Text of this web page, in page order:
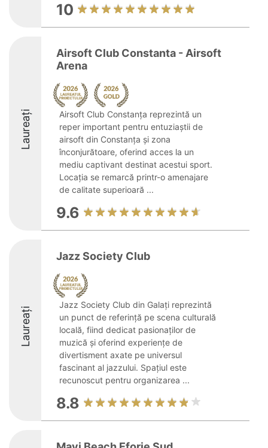
10
Laureați
Airsoft Club Constanta - Airsoft
Arena
Airsoft Club Constanța reprezintă un
reper important pentru entuziaștii de
airsoft din Constanța și zona
înconjurătoare, oferind acces la un
mediu captivant destinat acestui sport.
Locația se remarcă printr-o amenajare
de calitate superioară ...
9.6
Laureați
Jazz Society Club
Jazz Society Club din Galați reprezintă
un punct de referință pe scena culturală
locală, fiind dedicat pasionaților de
muzică și oferind experiențe de
divertisment axate pe universul
fascinant al jazzului. Spațiul este
recunoscut pentru organizarea ...
8.8